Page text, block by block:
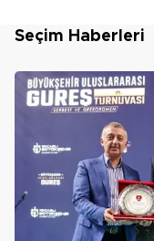
Seçim Haberleri